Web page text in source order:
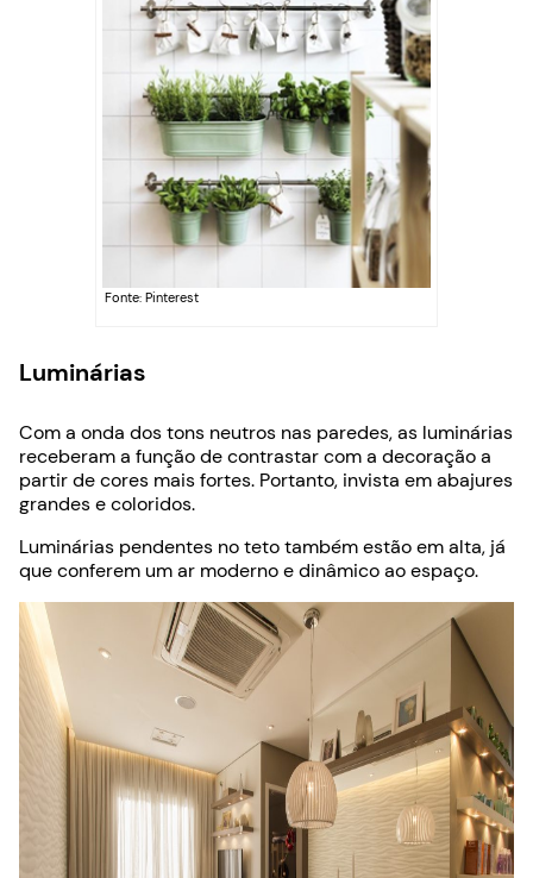
Fonte: Pinterest
Luminárias
Com a onda dos tons neutros nas paredes, as luminárias
receberam a função de contrastar com a decoração a
partir de cores mais fortes. Portanto, invista em abajures
grandes e coloridos.
Luminárias pendentes no teto também estão em alta, já
que conferem um ar moderno e dinâmico ao espaço.